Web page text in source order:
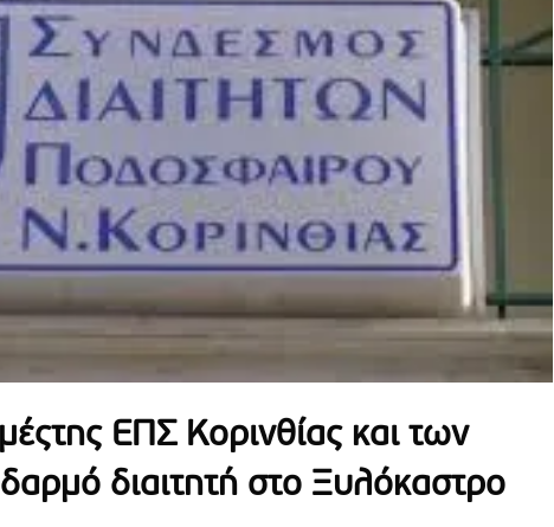
ΕΠΣ Κορινθίας και των
διαιτητή στο Ξυλόκαστρο